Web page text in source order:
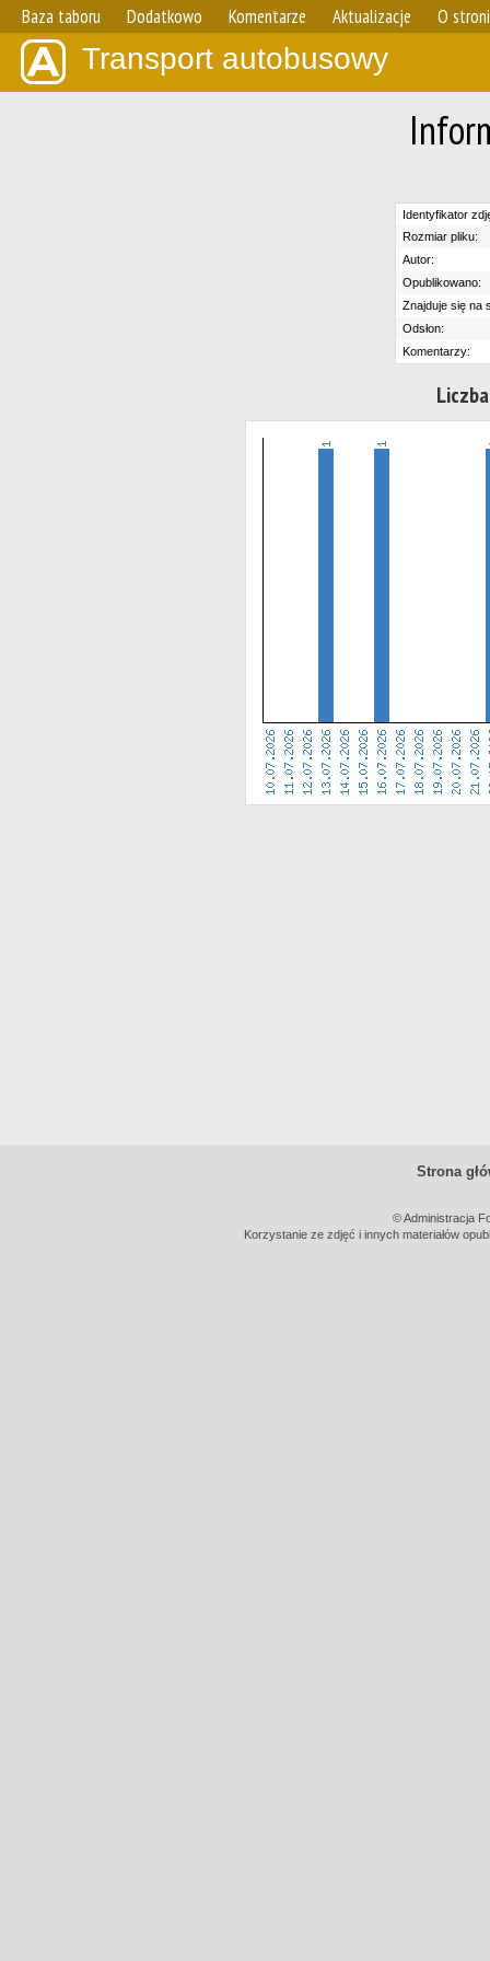
Baza taboru Dodatkowo Komentarze Aktualizacje O
Transport autobusowy
Identyfikator
Rozmiar pliku:
Autor:
Opublikowano:
Znajduje się na
Odsłon:
Komentarzy:
Strona
© Administracja
Korzystanie ze zdjęć i innych materiałów